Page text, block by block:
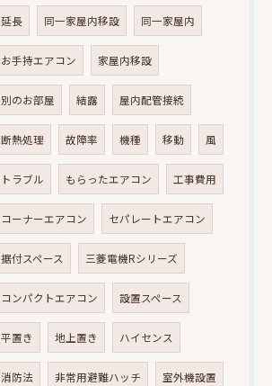
延長 同一家屋内移設 同一家屋内
お手持エアコン 家屋内移設
別のお部屋 結露 屋内配管接続
断熱処理 故障率 機種 移動 風
トラブル もらったエアコン 工事費用
コーナーエアコン セパレートエアコン
据付スペース 三菱電機Rシリーズ
コンパクトエアコン 設置スペース
平置き 地上置き ハイセンス
消防法 非常用避難ハッチ 室外機設置